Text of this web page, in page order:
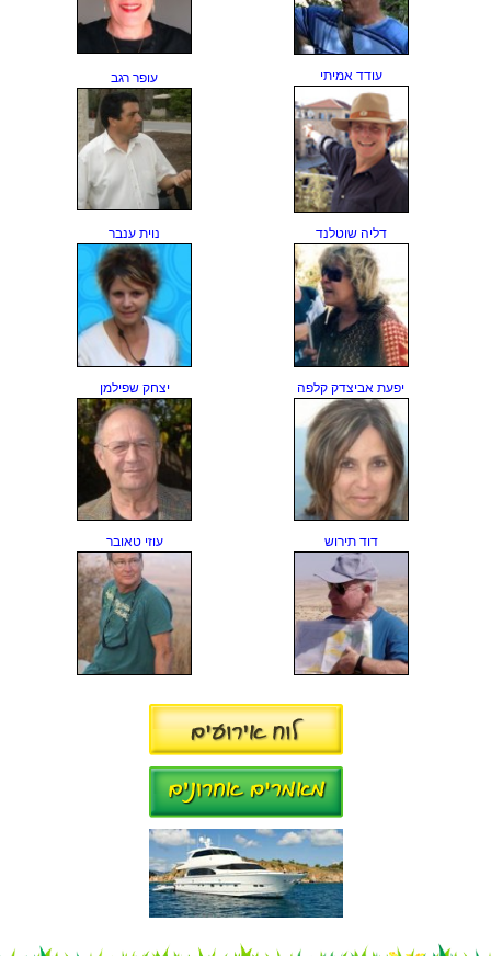
עודד אמיתי עופר רגב
דליה שוטלנד נוית ענבר
יפעת אביצדק קלפה יצחק שפילמן
דוד תירוש עוזי טאובר